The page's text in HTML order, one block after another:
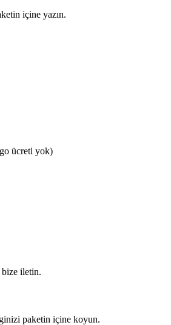
içine yazın.
ücreti yok)
iletin.
paketin içine koyun.